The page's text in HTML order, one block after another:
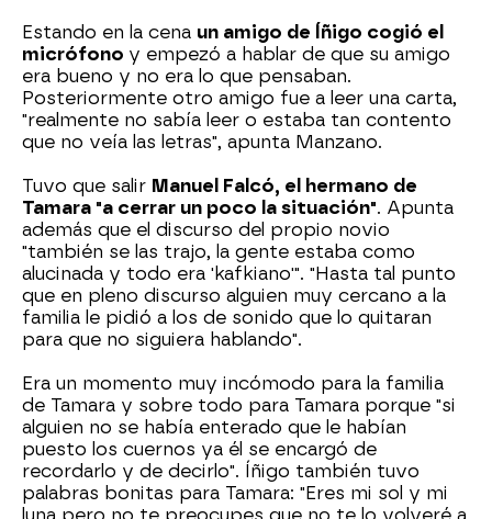
Estando en la cena un amigo de Íñigo cogió el
micrófono y empezó a hablar de que su amigo
era bueno y no era lo que pensaban.
Posteriormente otro amigo fue a leer una carta,
"realmente no sabía leer o estaba tan contento
que no veía las letras", apunta Manzano.
Tuvo que salir Manuel Falcó, el hermano de
Tamara "a cerrar un poco la situación". Apunta
además que el discurso del propio novio
"también se las trajo, la gente estaba como
alucinada y todo era 'kafkiano'". "Hasta tal punto
que en pleno discurso alguien muy cercano a la
familia le pidió a los de sonido que lo quitaran
para que no siguiera hablando".
Era un momento muy incómodo para la familia
de Tamara y sobre todo para Tamara porque "si
alguien no se había enterado que le habían
puesto los cuernos ya él se encargó de
recordarlo y de decirlo". Íñigo también tuvo
palabras bonitas para Tamara: "Eres mi sol y mi
luna pero no te preocupes que no te lo volveré a